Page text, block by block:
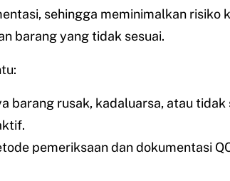
sehingga meminimalkan risiko
barang yang tidak sesuai.
barang rusak, kadaluarsa, atau tidak
pemeriksaan dan dokumentasi